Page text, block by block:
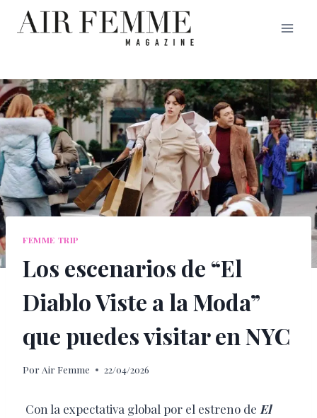
Saltar
FEMME TRIP
Los escenarios de “El
Diablo Viste a la Moda”
que puedes visitar en NYC
Por Air Femme 22/04/2026
Con la expectativa global por el estreno de El